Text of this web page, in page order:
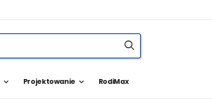
Projektowanie RodiMax